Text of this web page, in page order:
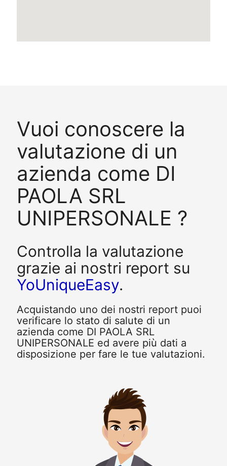
Vuoi conoscere la
valutazione di un
azienda come DI
PAOLA SRL
UNIPERSONALE ?
Controlla la valutazione
grazie ai nostri report su
YoUniqueEasy.
Acquistando uno dei nostri report puoi
verificare lo stato di salute di un
azienda come DI PAOLA SRL
UNIPERSONALE ed avere più dati a
disposizione per fare le tue valutazioni.